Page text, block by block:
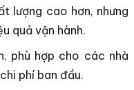
lượng cao hơn, nhưng
quả vận hành.
phù hợp cho các nhà
phí ban đầu.